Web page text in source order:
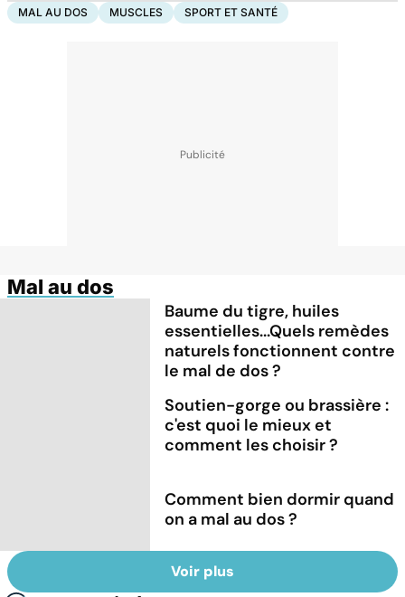
MAL AU DOS MUSCLES SPORT ET SANTÉ
Mal au dos
Baume du tigre, huiles
essentielles...Quels remèdes
naturels fonctionnent contre
le mal de dos ?
Soutien-gorge ou brassière :
c'est quoi le mieux et
comment les choisir ?
Comment bien dormir quand
on a mal au dos ?
Voir plus